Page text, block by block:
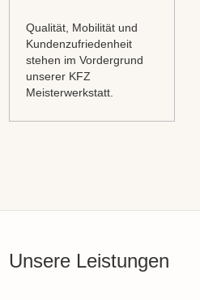
Qualität, Mobilität und
Kundenzufriedenheit
stehen im Vordergrund
unserer KFZ
Meisterwerkstatt.
Unsere Leistungen